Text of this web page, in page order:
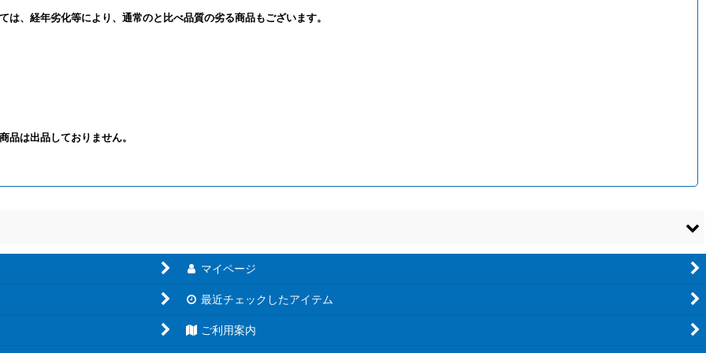
、経年劣化等により、通常のと比べ品質の劣る商品もございます。
品は出品しておりません。
マイページ
最近チェックしたアイテム
ご利用案内